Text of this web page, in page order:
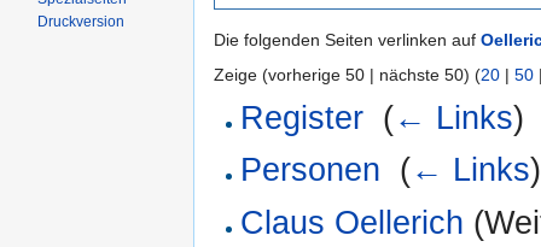
Die folgenden Seiten verlinken auf
Zeige (vorherige 50 | nächste 50) (20 | 50
Register (← Links)
Personen (← Links)
Claus Oellerich
Druckversion